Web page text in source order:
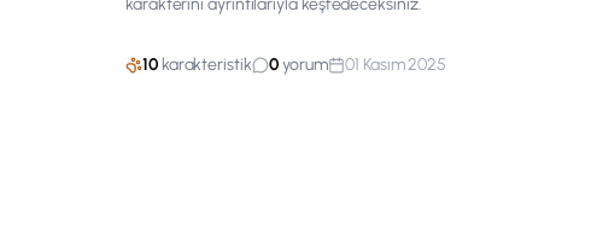
karakterini ayrıntılarıyla keşfedeceksiniz.
10 karakteristik 0yorum 01 Kasım 2025